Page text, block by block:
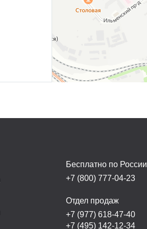
Бесплатно по России
+7 (800) 777-04-23
Отдел продаж
+7 (977) 618-47-40
+7 (495) 142-12-34